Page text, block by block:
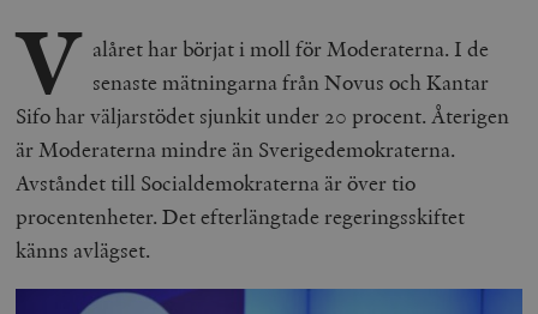
V alåret har börjat i moll för Moderaterna. I de
senaste mätningarna från Novus och Kantar
Sifo har väljarstödet sjunkit under 20 procent. Återigen
är Moderaterna mindre än Sverigedemokraterna.
Avståndet till Socialdemokraterna är över tio
procentenheter. Det efterlängtade regeringsskiftet
känns avlägset.